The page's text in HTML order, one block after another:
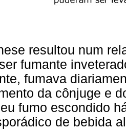
resultou num
fumante
fumava
da cônjuge e
fumo escondido
de bebida